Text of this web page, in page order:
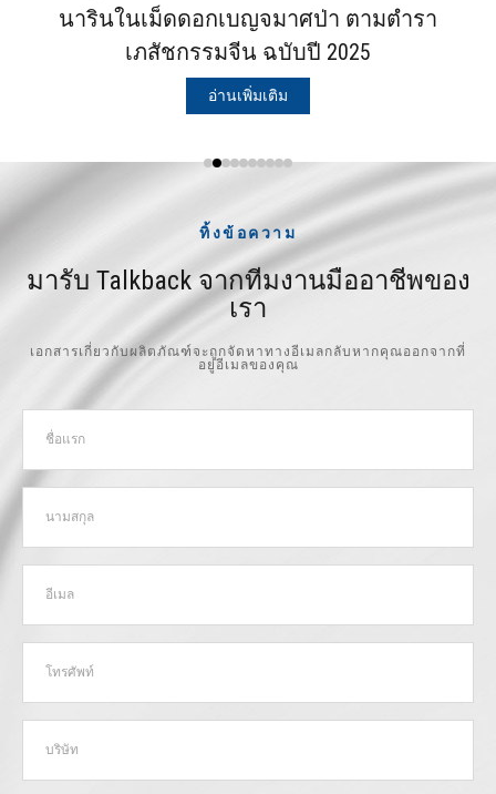
นารินในเม็ดดอกเบญจมาศป่า ตามตำรา
เภสัชกรรมจีน ฉบับปี 2025
อ่านเพิ่มเติม
ทิ้งข้อความ
มารับ Talkback จากทีมงานมืออาชีพของ
เรา
เอกสารเกี่ยวกับผลิตภัณฑ์จะถูกจัดหาทางอีเมลกลับหากคุณออกจากที่
อยู่อีเมลของคุณ